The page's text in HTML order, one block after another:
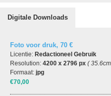
Digitale Downloads
Foto voor druk, 70 €
Licentie: Redactioneel Gebruik
Resolution: 4200 x 2796 px (
Formaat: jpg
€70,00